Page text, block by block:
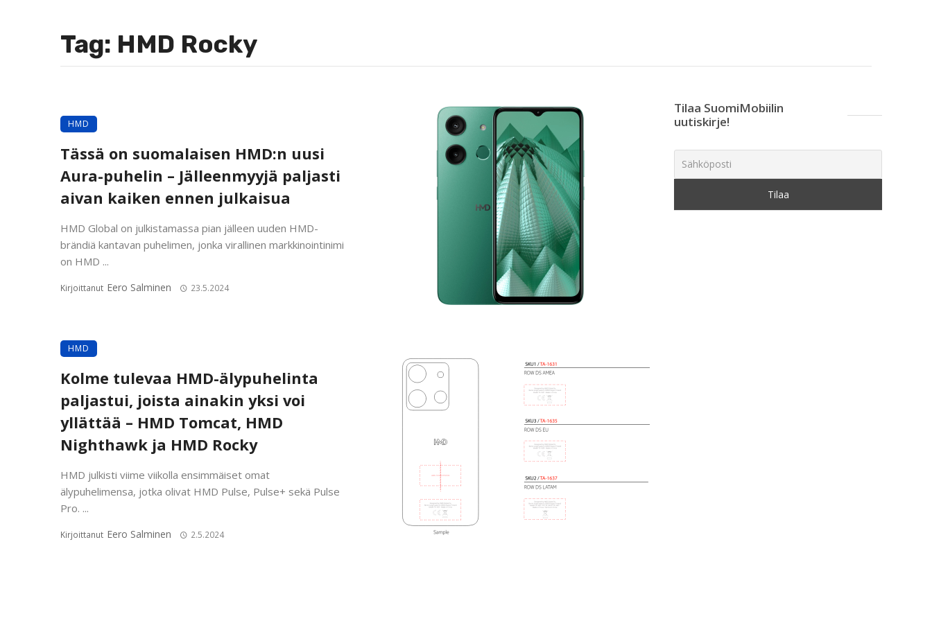
Tag: HMD Rocky
HMD
Tässä on suomalaisen HMD:n uusi
Aura-puhelin – Jälleenmyyjä paljasti
aivan kaiken ennen julkaisua
HMD Global on julkistamassa pian jälleen uuden HMD-
brändiä kantavan puhelimen, jonka virallinen markkinointinimi
on HMD ...
Kirjoittanut Eero Salminen 23.5.2024
HMD
Kolme tulevaa HMD-älypuhelinta
paljastui, joista ainakin yksi voi
yllättää – HMD Tomcat, HMD
Nighthawk ja HMD Rocky
HMD julkisti viime viikolla ensimmäiset omat
älypuhelimensa, jotka olivat HMD Pulse, Pulse+ sekä Pulse
Pro. ...
Kirjoittanut Eero Salminen 2.5.2024
Tilaa SuomiMobiilin
uutiskirje!